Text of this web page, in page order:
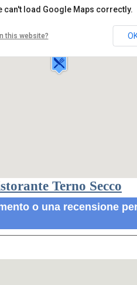
Ristorante Terno Secco
Via Andrea Doria,16
00100 ROMA
can't load Google Maps correctly.
this website?
Terno Secco
o una recensione